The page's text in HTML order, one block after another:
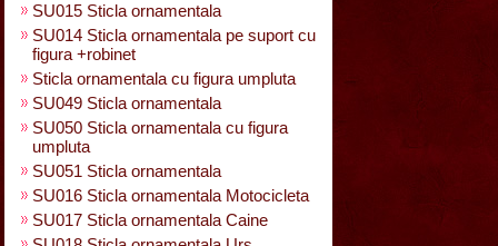
SU015 Sticla ornamentala
SU014 Sticla ornamentala pe suport cu
figura +robinet
Sticla ornamentala cu figura umpluta
SU049 Sticla ornamentala
SU050 Sticla ornamentala cu figura
umpluta
SU051 Sticla ornamentala
SU016 Sticla ornamentala Motocicleta
SU017 Sticla ornamentala Caine